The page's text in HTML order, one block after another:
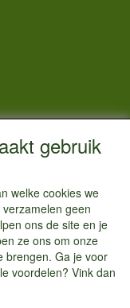
gebruik
welke cookies we
geen
ons de site en je
ze ons om onze
brengen. Ga je voor
voordelen? Vink dan